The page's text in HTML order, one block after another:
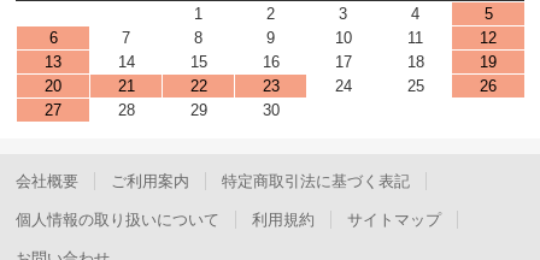
1
2 3 4
5
6
7 8 9 10 11
12
13
14 15 16 17 18
19
20
21 22 23 24 25
26
27
28 29 30
会社概要 ご利用案内 特定商取引法に基づく表記
個人情報の取り扱いについて 利用規約 サイトマップ